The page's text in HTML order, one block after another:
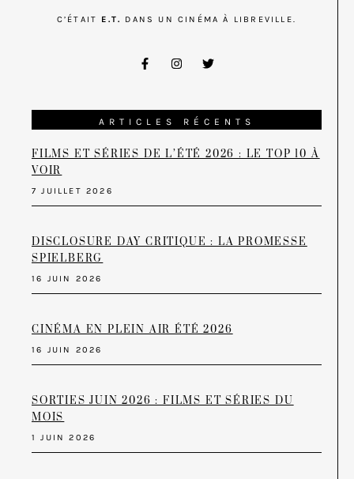
C’ÉTAIT E.T. DANS UN CINÉMA À LIBREVILLE.
ARTICLES RÉCENTS
FILMS ET SÉRIES DE L’ÉTÉ 2026 : LE TOP 10 À
VOIR
7 JUILLET 2026
DISCLOSURE DAY CRITIQUE : LA PROMESSE
SPIELBERG
16 JUIN 2026
CINÉMA EN PLEIN AIR ÉTÉ 2026
16 JUIN 2026
SORTIES JUIN 2026 : FILMS ET SÉRIES DU
MOIS
1 JUIN 2026